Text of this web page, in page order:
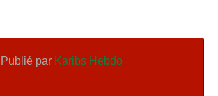
Publié par Karibs Hebdo